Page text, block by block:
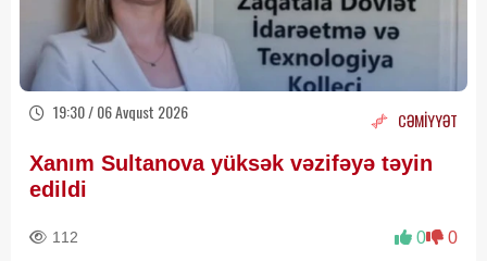
19:30 / 06 Avqust 2026 CƏMİYYƏT
Xanım Sultanova yüksək vəzifəyə təyin
edildi
112 0 0